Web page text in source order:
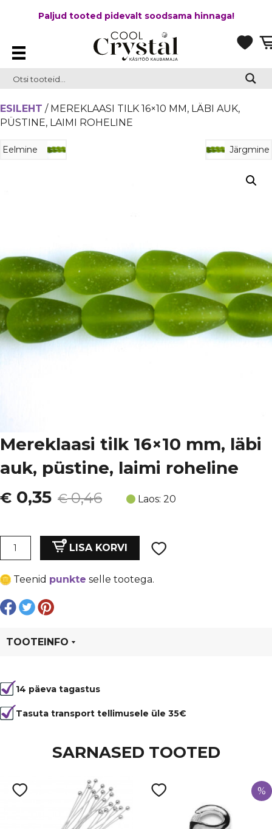
Paljud tooted pidevalt soodsama hinnaga!
ESILEHT / MEREKLAASI TILK 16×10 MM, LÄBI AUK,
PÜSTINE, LAIMI ROHELINE
Eelmine Järgmine
Mereklaasi tilk 16×10 mm, läbi
auk, püstine, laimi roheline
€0,46
Algne
oli:
€ 0,46.
€ 0,35
Current
is:
€ 0,35.
Laos: 20
Mereklaasi
mm,
läbi
auk,
laimi
LISA KORVI
Teenid punkte selle tootega.
TOOTEINFO
14 päeva tagastus
Tasuta transport tellimusele üle 35€
SARNASED TOOTED
%